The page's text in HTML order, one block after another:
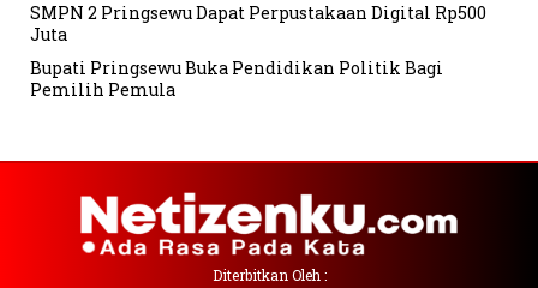
SMPN 2 Pringsewu Dapat Perpustakaan Digital Rp500
Juta
Bupati Pringsewu Buka Pendidikan Politik Bagi
Pemilih Pemula
Diterbitkan Oleh :